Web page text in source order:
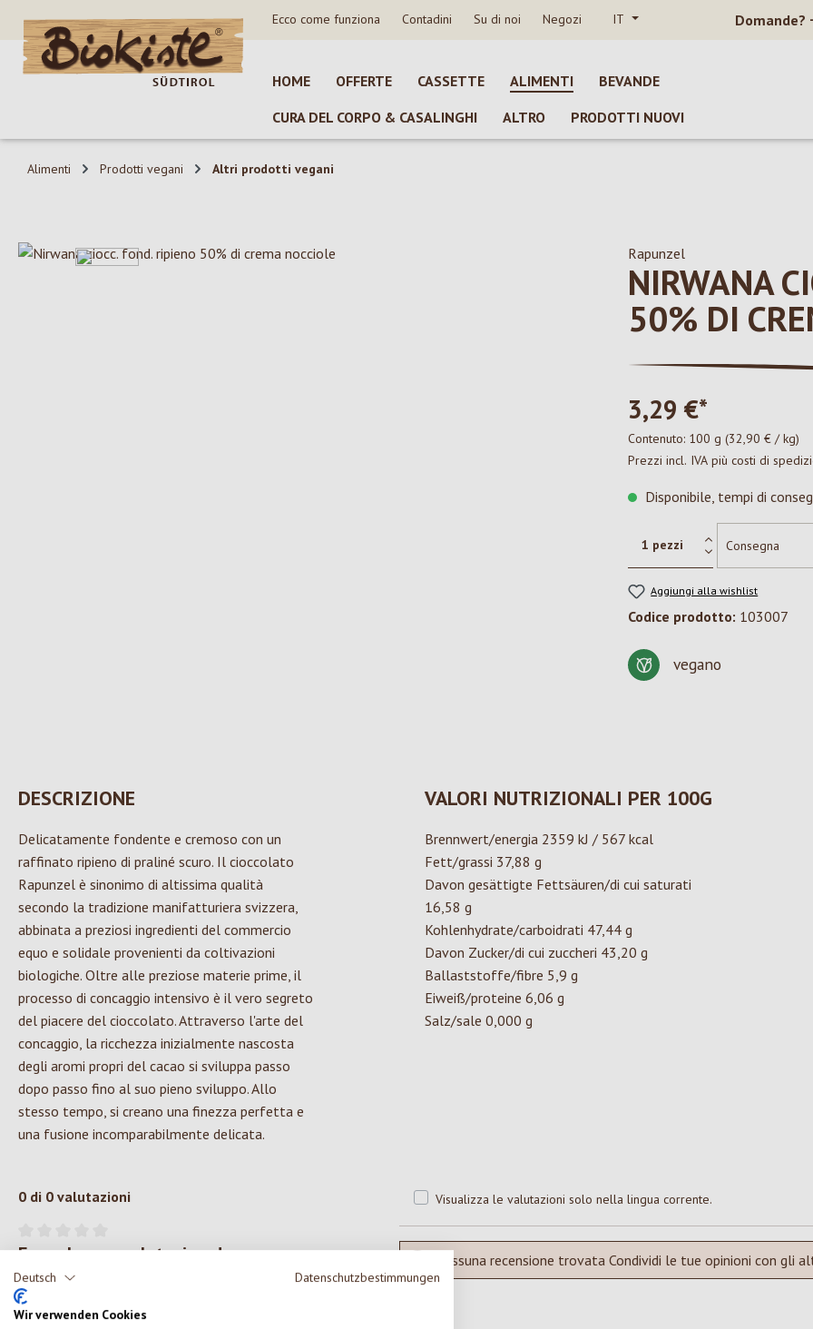
Deutsch Datenschutzbestimmungen
Wir verwenden Cookies
al contenuto principale
Salta alla ricerca
Passa alla navigazione principale Ecco come funziona Contadini Su di noi Negozi IT Domande?
HOME OFFERTE CASSETTE ALIMENTI
BEVANDE
CURA DEL CORPO & CASALINGHI
ALTRO PRODOTTI NUOVI
Alimenti Prodotti vegani Altri prodotti vegani
Salta la galleria di immagini Rapunzel
NIRWANA
50% DI
3,29 €*
Contenuto: 100 g (32,90 € / kg)
Prezzi incl. IVA più costi di
Disponibile, tempi di
Aggiungi alla wishlist
Codice prodotto: 103007
vegano
DESCRIZIONE
Delicatamente fondente e cremoso con un
raffinato ripieno di praliné scuro. Il cioccolato
Rapunzel è sinonimo di altissima qualità
secondo la tradizione manifatturiera svizzera,
abbinata a preziosi ingredienti del commercio
equo e solidale provenienti da coltivazioni
biologiche. Oltre alle preziose materie prime, il
processo di concaggio intensivo è il vero segreto
del piacere del cioccolato. Attraverso l'arte del
concaggio, la ricchezza inizialmente nascosta
degli aromi propri del cacao si sviluppa passo
dopo passo fino al suo pieno sviluppo. Allo
stesso tempo, si creano una finezza perfetta e
una fusione incomparabilmente delicata.
VALORI NUTRIZIONALI PER 100G
Brennwert/energia 2359 kJ / 567 kcal
Fett/grassi 37,88 g
Davon gesättigte Fettsäuren/di cui saturati
16,58 g
Kohlenhydrate/carboidrati 47,44 g
Davon Zucker/di cui zuccheri 43,20 g
Ballaststoffe/fibre 5,9 g
Eiweiß/proteine 6,06 g
Salz/sale 0,000 g
0 di 0 valutazioni
Valutazione media di 0 su 5 stelle
Formula una valutazione!
Condividi le tue esperienze con il prodotto con altri
clienti.
Visualizza le valutazioni solo nella lingua corrente.
Nessuna recensione trovata Condividi le tue opinioni con gli